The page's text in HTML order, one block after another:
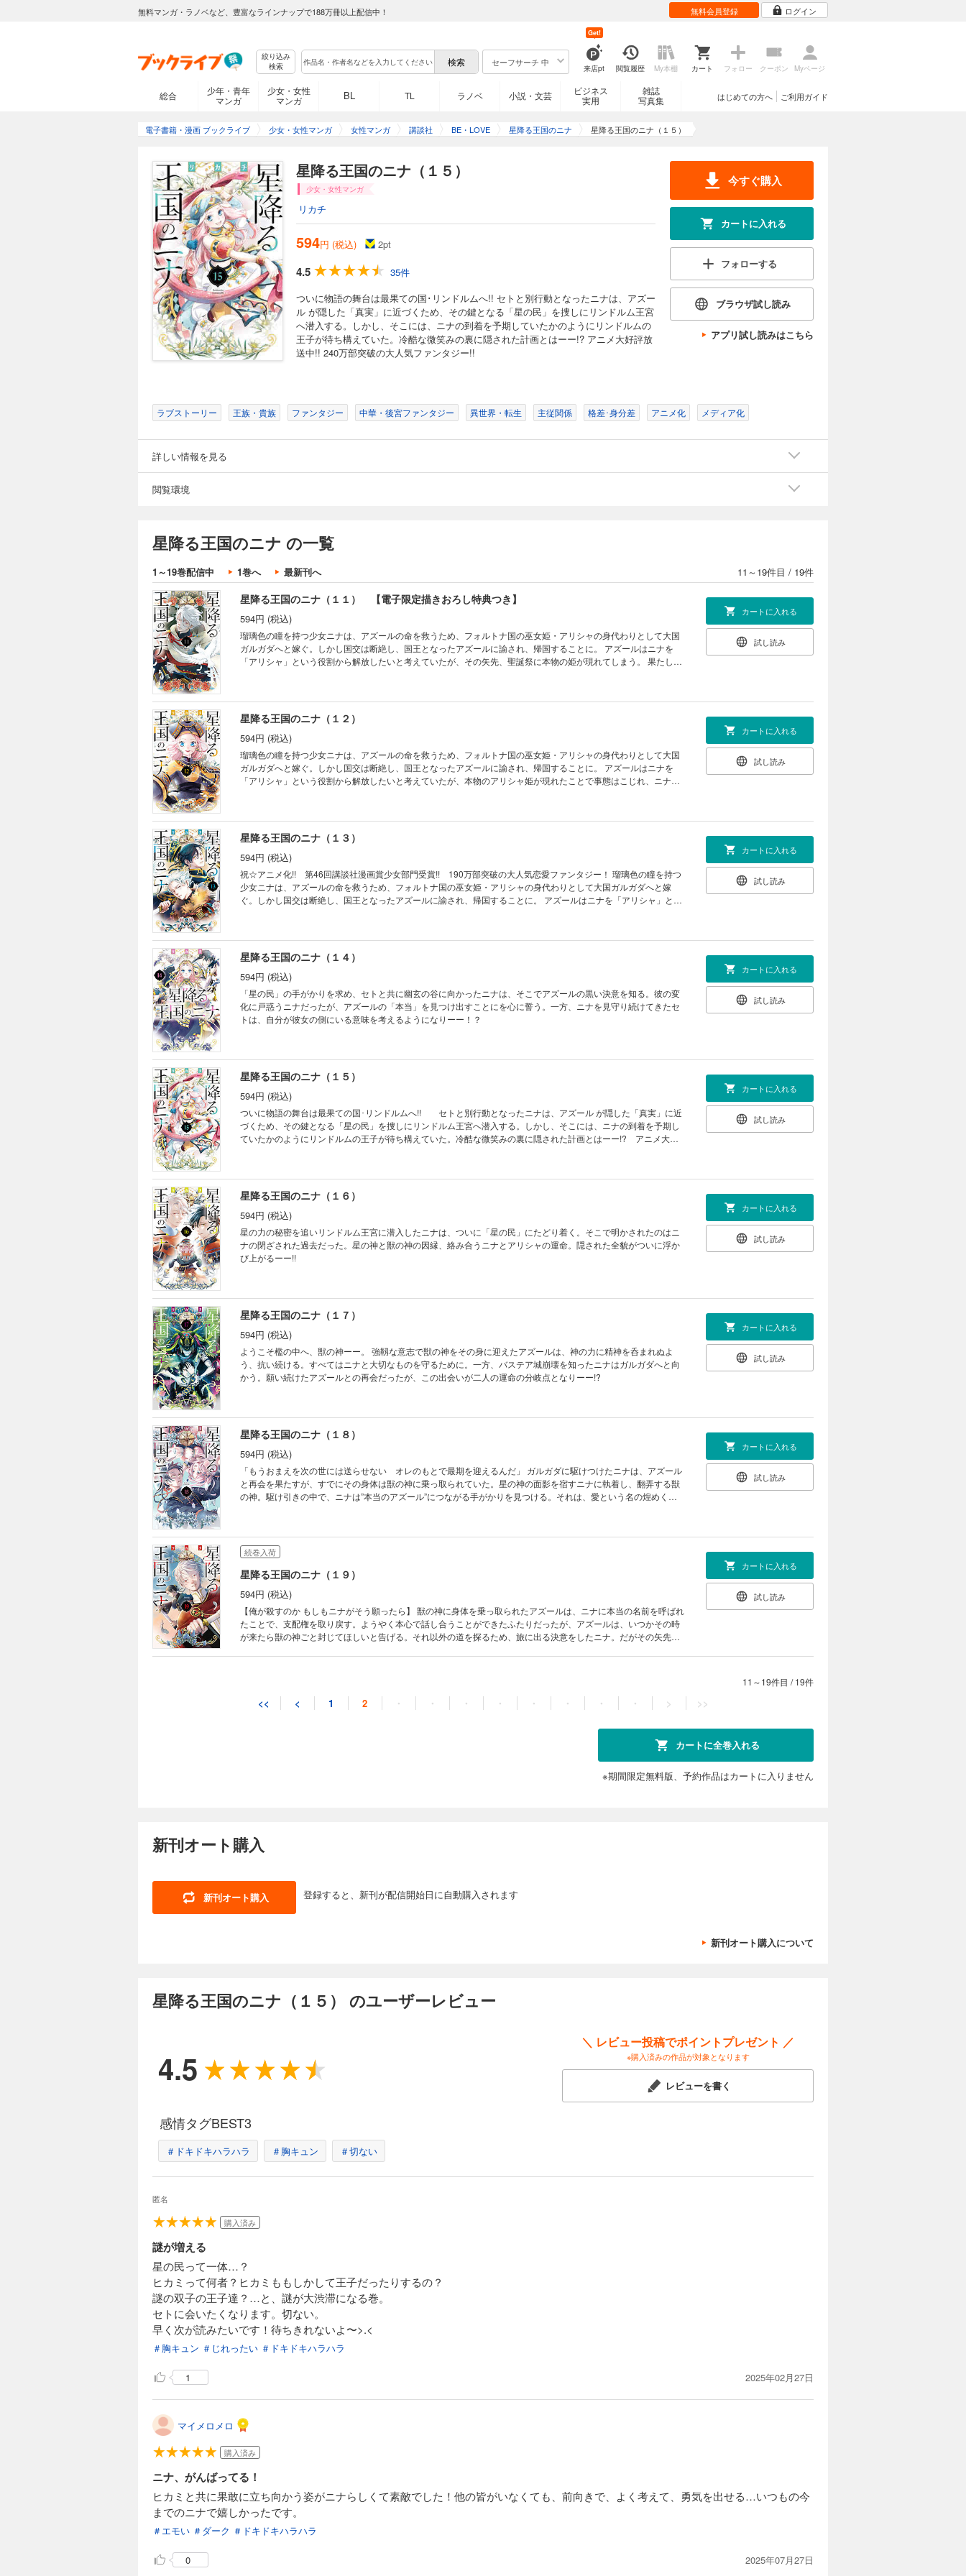
無料マンガ・ラノベなど、豊富なラインナップで188万冊以上配信中！ 無料会員登録 ログイン
絞り込み
検索
セーフサーチ 中
来店pt
Get!
閲覧履歴 My本棚 カート フォロー クーポン Myページ
総合
少年・青年
マンガ
少女・女性
マンガ
BL TL ラノベ 小説・文芸
ビジネス
実用
雑誌
写真集
ご利用ガイド
はじめての方へ
電子書籍・漫画 ブックライブ 少女・女性マンガ 女性マンガ 講談社 BE・LOVE 星降る王国のニナ 星降る王国のニナ（１５）
星降る王国のニナ（１５）
少女・女性マンガ
リカチ
594円 (税込) 2pt
4.5
35件
ついに物語の舞台は最果ての国･リンドルムへ!! セトと別行動となったニナは、アズー
ル が隠した「真実」に近づくため、その鍵となる「星の民」を捜しにリンドルム王宮
へ潜入する。しかし、そこには、ニナの到着を予期していたかのようにリンドルムの
王子が待ち構えていた。冷酷な微笑みの裏に隠された計画とはーー!? アニメ大好評放
送中!! 240万部突破の大人気ファンタジー!!
今すぐ購入
カートに入れる
フォローする
ブラウザ試し読み
アプリ試し読みはこちら
ラブストーリー 王族・貴族 ファンタジー 中華・後宮ファンタジー 異世界・転生 主従関係 格差･身分差 アニメ化 メディア化
詳しい情報を見る
閲覧環境
星降る王国のニナ の一覧
1～19巻配信中 1巻へ 最新刊へ 11～19件目 / 19件
瑠璃色の瞳を持つ少女ニナは、大国ガルガダへの輿入れを控えていたアリシャ姫の身代わりとして、フォルトナの
第二王子アズールに見出される。孤独な星の下に生まれ、互いに惹かれ合うふたり。ニナは、国王に狙われたアズ
ールの命を救うため、ガルガダの第一王妃の座を手に入れることを決意する。しかし、ガルガダの第一王子セト
は、愛を知らぬ冷酷な青年だった。それでもニナは「私を好きになってみるのはどうかな？」と持ちかけ、少しず
つ距離を縮めていくが、突如として、王位継承順位は白紙となり、王の座をめぐってニナの争奪戦が繰り広げられ
ることに。さらにそこへ、フォルトナ国の使者としてアズールが現れる。そして、＜獅子王の祭り＞にて、ニナを
められ、星の巫女の選ぶ道とはーー！？ 運命が加速する極上の王宮ファンタジー第６巻！
カートに入れる
試し読み
救うため、アリシャ姫の身代わりとして、大国ガルガダの第一王子セトのもとに嫁ぐ。 愛を知らぬ王子セトは、ニ
ナを冷遇するが、しだいに特別な感情を抱くようになる。 しかし、突如として、王位継承順位は白紙となり、王の
座をめぐってニナの争奪戦が繰り広げられることに。さらにそこへ、フォルトナ国の使者としてアズールが現れ
る。 さまざまな思惑がせめぎあうなかで、ニナの"侍女"ヒカミがセトを毒殺しようとし、失敗。 ヒカミに利用さ
れ、犯行現場に残ったニナは、殺害の容疑で収容所に送られることになった。 生きては出られないといわれる極東
監獄グリフィゲルドに送られたニナは、セトのもとへ帰り、無実を証明できるかーー運命が拓かれる極上の王宮フ
ァンタジー第７巻！
試し読み
星降る王国のニナ（８）
594円 (税込)
瑠璃色の瞳を持つ少女ニナは、アズールの命を救うため、偽りの花嫁として、大国ガルガダに嫁ぐことに。 愛を知
らぬセト王子との距離も縮まり、共に生きる決意をした矢先、フォルトナ国の使者としてアズールが現れる。 さま
ざまな思惑がせめぎあうなかで、ニナの"侍女"ヒカミがセトを毒殺しようとし、失敗。 ヒカミに利用され、犯行現
場に残ったニナは、殺害の容疑で監獄グリフィゲルドに送られることになった。 そこでホルト将軍と出会ったニナ
は、力を合わせて監獄長に立ち向かうが、窮地を再びアズールに救われてーー!? 運命が奔流となって押し寄せる極
上の王宮ファンタジー第８巻！
試し読み
星降る王国のニナ（９） 【電子限定特典コラボイラスト付き】
らぬセト王子との距離も縮まり、共に生きる決意をした矢先、フォルトナ国の使者としてアズールが現れる。 侍女
ヒカミがセトを毒殺しようとしたことが発端となり、ニナは監獄グリフィゲルドに収監されてしまう。 監獄長に命
王宮ファンタジー第9巻！巻末には電子限定特典の、『王の獣』コラボイラスト付き！
ヒカミがセトを毒殺しようとしたことが発端となり、ニナは監獄グリフィゲルドに収監されてしまう。 監獄長に命
を狙われたニナだったが、アズールに救われ窮地を脱する。 一方、ニナの偽りを知ったセトは、すべてに終止符を
打つためニナに襲いかかる。 セトの絶望を知り、自らの罪に気づいたニナはセトとの約束を果たそうとするが、そ
の代償は思いがけないものだった。 殻に閉じこもったセトを連れ、アズールとともにフォルトナに帰ったニナは星
の民としての宿命を知る。 それぞれの愛が試される究極の王宮ファンタジー第１０巻！
カートに入れる
星降る王国のニナ（１１） 【電子限定描きおろし特典つき】
594円 (税込)
瑠璃色の瞳を持つ少女ニナは、アズールの命を救うため、フォルトナ国の巫女姫・アリシャの身代わりとして大国
ガルガダへと嫁ぐ。しかし国交は断絶し、国王となったアズールに諭され、帰国することに。 アズールはニナを
「アリシャ」という役割から解放したいと考えていたが、その矢先、聖誕祭に本物の姫が現れてしまう。 果たして
カートに入れる
試し読み
星降る王国のニナ（１２）
594円 (税込)
瑠璃色の瞳を持つ少女ニナは、アズールの命を救うため、フォルトナ国の巫女姫・アリシャの身代わりとして大国
ガルガダへと嫁ぐ。しかし国交は断絶し、国王となったアズールに諭され、帰国することに。 アズールはニナを
「アリシャ」という役割から解放したいと考えていたが、本物のアリシャ姫が現れたことで事態はこじれ、ニナは
願いはなんだ？好きなだけ望んで願え」と。 ふたりは運命に抗う道をともに探すことになり――!? 過酷な運命を自
らの手で切り拓いていく王宮ファンタジー第１２巻！
カートに入れる
試し読み
星降る王国のニナ（１３）
594円 (税込)
祝☆アニメ化!! 第46回講談社漫画賞少女部門受賞!! 190万部突破の大人気恋愛ファンタジー！ 瑠璃色の瞳を持つ
少女ニナは、アズールの命を救うため、フォルトナ国の巫女姫・アリシャの身代わりとして大国ガルガダへと嫁
ぐ。しかし国交は断絶し、国王となったアズールに諭され、帰国することに。 アズールはニナを「アリシャ」とい
め、一行は幽玄の谷＜エルスフォービア＞へ向かう。 そこで待ち受けていたのはニナにとって辛い現実だった…。
ニナ、アズール、セト、それぞれの想いが交錯し、物語は思いがけない様相を見せていく。 過酷な運命を自らの手
で切り拓いていく王宮ファンタジー第１３巻！
カートに入れる
試し読み
星降る王国のニナ（１４）
594円 (税込)
「星の民」の手がかりを求め、セトと共に幽玄の谷に向かったニナは、そこでアズールの黒い決意を知る。彼の変
化に戸惑うニナだったが、アズールの「本当」を見つけ出すことにを心に誓う。一方、ニナを見守り続けてきたセ
トは、自分が彼女の側にいる意味を考えるようになりーー！？
カートに入れる
試し読み
星降る王国のニナ（１５）
594円 (税込)
ついに物語の舞台は最果ての国･リンドルムへ!! セトと別行動となったニナは、アズール が隠した「真実」に近
づくため、その鍵となる「星の民」を捜しにリンドルム王宮へ潜入する。しかし、そこには、ニナの到着を予期し
ていたかのようにリンドルムの王子が待ち構えていた。冷酷な微笑みの裏に隠された計画とはーー!? アニメ大好
カートに入れる
試し読み
星降る王国のニナ（１６）
594円 (税込)
星の力の秘密を追いリンドルム王宮に潜入したニナは、ついに「星の民」にたどり着く。そこで明かされたのはニ
ナの閉ざされた過去だった。星の神と獣の神の因縁、絡み合うニナとアリシャの運命。隠された全貌がついに浮か
び上がるーー!!
カートに入れる
試し読み
星降る王国のニナ（１７）
594円 (税込)
ようこそ檻の中へ、獣の神ーー。 強靱な意志で獣の神をその身に迎えたアズールは、神の力に精神を呑まれぬよ
う、抗い続ける。すべてはニナと大切なものを守るために。一方、バステア城崩壊を知ったニナはガルガダへと向
かう。願い続けたアズールとの再会だったが、この出会いが二人の運命の分岐点となりーー!?
カートに入れる
試し読み
星降る王国のニナ（１８）
594円 (税込)
「もうおまえを次の世には送らせない オレのもとで最期を迎えるんだ」 ガルガダに駆けつけたニナは、アズール
と再会を果たすが、すでにその身体は獣の神に乗っ取られていた。星の神の面影を宿すニナに執着し、翻弄する獣
の神。駆け引きの中で、ニナは”本当のアズール”につながる手がかりを見つける。それは、愛という名の煌めく星
カートに入れる
試し読み
続巻入荷
星降る王国のニナ（１９）
594円 (税込)
【俺が殺すのか もしもニナがそう願ったら】 獣の神に身体を乗っ取られたアズールは、ニナに本当の名前を呼ばれ
たことで、支配権を取り戻す。ようやく本心で話し合うことができたふたりだったが、アズールは、いつかその時
が来たら獣の神ごと封じてほしいと告げる。それ以外の道を探るため、旅に出る決意をしたニナ。だがその矢先、
カートに入れる
試し読み
11～19件目 /19件
<< < 1 2 ・ ・ ・ ・ ・ ・ ・ ・ > >>
カートに全巻入れる
※期間限定無料版、予約作品はカートに入りません
新刊オート購入
新刊オート購入 登録すると、新刊が配信開始日に自動購入されます
新刊オート購入について
星降る王国のニナ（１５） のユーザーレビュー
4.5
＼ レビュー投稿でポイントプレゼント ／
※購入済みの作品が対象となります
レビューを書く
感情タグBEST3
＃ドキドキハラハラ ＃胸キュン ＃切ない
匿名
購入済み
謎が増える
星の民って一体…？
ヒカミって何者？ヒカミももしかして王子だったりするの？
謎の双子の王子達？…と、謎が大渋滞になる巻。
セトに会いたくなります。切ない。
早く次が読みたいです！待ちきれないよ〜>⁠.⁠<
＃胸キュン ＃じれったい ＃ドキドキハラハラ
1 2025年02月27日
マイメロメロ
購入済み
ニナ、がんばってる！
ヒカミと共に果敢に立ち向かう姿がニナらしくて素敵でした！他の皆がいなくても、前向きで、よく考えて、勇気を出せる…いつもの今
までのニナで嬉しかったです。
＃エモい ＃ダーク ＃ドキドキハラハラ
0 2025年07月27日